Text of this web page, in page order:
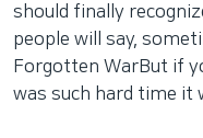
should finally
people will say,
Forgotten WarBut if
was such hard time it